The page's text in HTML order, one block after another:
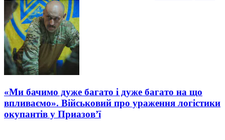
«Ми бачимо дуже багато і дуже багато на що
впливаємо». Військовий про ураження логістики
окупантів у Приазов’ї